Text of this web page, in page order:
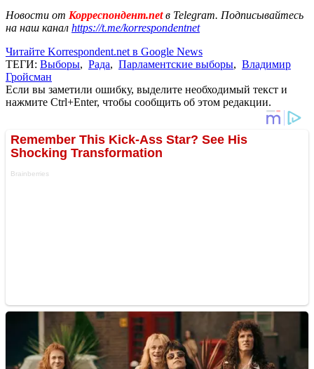
Новости от Корреспондент.netв Telegram. Подписывайтесь
на наш канал https://t.me/korrespondentnet
Читайте Korrespondent.net в Google News
ТЕГИ: Выборы, Рада, Парламентские выборы, Владимир
Гройсман
Если вы заметили ошибку, выделите необходимый текст и
нажмите Ctrl+Enter, чтобы сообщить об этом редакции.